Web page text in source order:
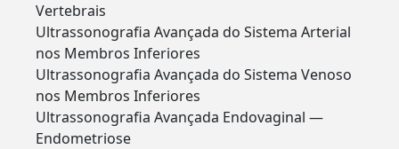
Vertebrais
Ultrassonografia Avançada do Sistema Arterial
nos Membros Inferiores
Ultrassonografia Avançada do Sistema Venoso
nos Membros Inferiores
Ultrassonografia Avançada Endovaginal —
Endometriose